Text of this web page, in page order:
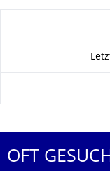
OFT